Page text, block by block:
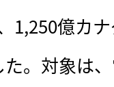
1,250億カ
。対象は